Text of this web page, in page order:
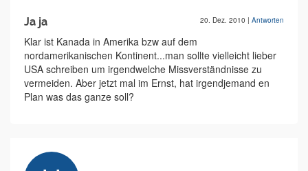
Ja ja 20. Dez. 2010 | Antworten
Klar ist Kanada in Amerika bzw auf dem
nordamerikanischen Kontinent...man sollte vielleicht lieber
USA schreiben um irgendwelche Missverständnisse zu
vermeiden. Aber jetzt mal im Ernst, hat irgendjemand en
Plan was das ganze soll?